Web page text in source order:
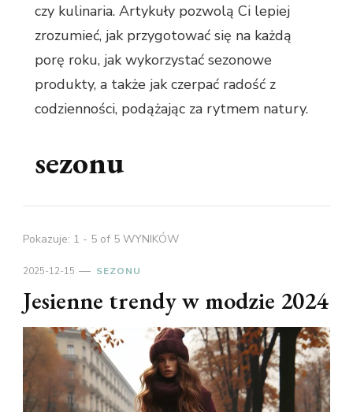
czy kulinaria. Artykuły pozwolą Ci lepiej
zrozumieć, jak przygotować się na każdą
porę roku, jak wykorzystać sezonowe
produkty, a także jak czerpać radość z
codzienności, podążając za rytmem natury.
sezonu
Pokazuje: 1 - 5 of 5 WYNIKÓW
2025-12-15 SEZONU
Jesienne trendy w modzie 2024